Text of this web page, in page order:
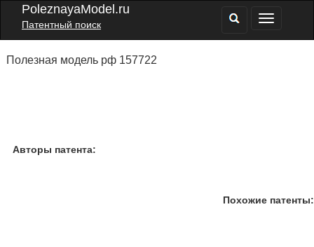
PoleznayaModel.ru
Патентный поиск
Полезная модель рф 157722
Авторы патента:
Похожие патенты: